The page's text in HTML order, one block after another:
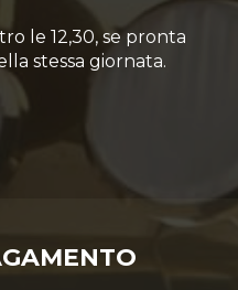
le 12,30, se pronta
stessa giornata.